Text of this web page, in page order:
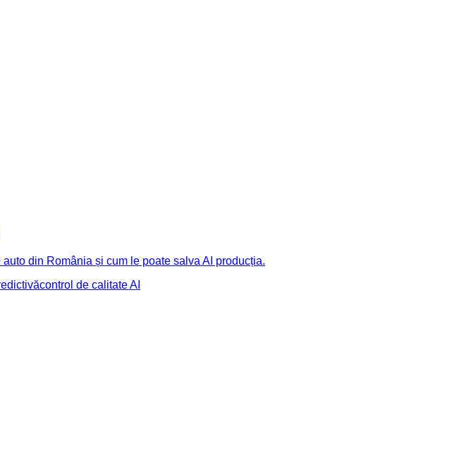
din România și cum le poate salva AI producția.
control de calitate AI